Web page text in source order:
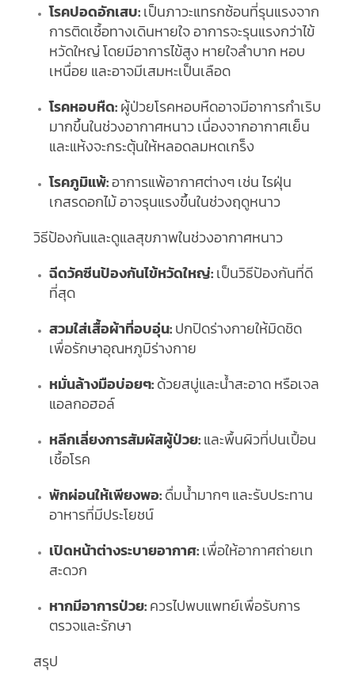
โรคปอดอักเสบ:เป็นภาวะแทรกซ้อนที่รุนแรงจาก
การติดเชื้อทางเดินหายใจ อาการจะรุนแรงกว่าไข้
หวัดใหญ่ โดยมีอาการไข้สูง หายใจลำบาก หอบ
เหนื่อย และอาจมีเสมหะเป็นเลือด
โรคหอบหืด:ผู้ป่วยโรคหอบหืดอาจมีอาการกำเริบ
มากขึ้นในช่วงอากาศหนาว เนื่องจากอากาศเย็น
และแห้งจะกระตุ้นให้หลอดลมหดเกร็ง
โรคภูมิแพ้:อาการแพ้อากาศต่างๆ เช่น ไรฝุ่น
เกสรดอกไม้ อาจรุนแรงขึ้นในช่วงฤดูหนาว
วิธีป้องกันและดูแลสุขภาพในช่วงอากาศหนาว
ฉีดวัคซีนป้องกันไข้หวัดใหญ่:เป็นวิธีป้องกันที่ดี
ที่สุด
สวมใส่เสื้อผ้าที่อบอุ่น:ปกปิดร่างกายให้มิดชิด
เพื่อรักษาอุณหภูมิร่างกาย
หมั่นล้างมือบ่อยๆ:ด้วยสบู่และน้ำสะอาด หรือเจล
แอลกอฮอล์
หลีกเลี่ยงการสัมผัสผู้ป่วย:และพื้นผิวที่ปนเปื้อน
เชื้อโรค
พักผ่อนให้เพียงพอ:ดื่มน้ำมากๆ และรับประทาน
อาหารที่มีประโยชน์
เปิดหน้าต่างระบายอากาศ:เพื่อให้อากาศถ่ายเท
สะดวก
หากมีอาการป่วย:ควรไปพบแพทย์เพื่อรับการ
ตรวจและรักษา
สรุป